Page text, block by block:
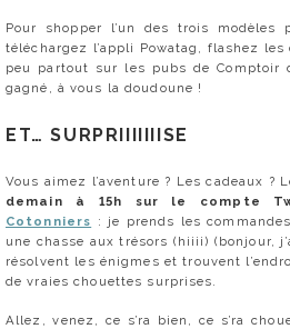
Pour shopper l’un des trois modèles
téléchargez l’appli Powatag, flashez
peu partout sur les pubs de Comptoir
gagné, à vous la doudoune !
ET… SURPRIIIIIIISE
Vous aimez l’aventure ? Les cadeaux ?
demain à 15h sur le compte
Cotonniers : je prends les
une chasse aux trésors (hiiii) (bonjour,
résolvent les énigmes et trouvent
de vraies chouettes surprises.
Allez, venez, ce s’ra bien, ce s’ra